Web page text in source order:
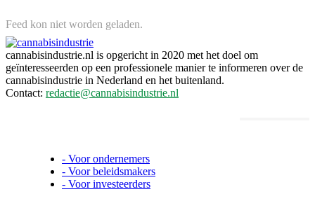
Feed kon niet worden geladen.
cannabisindustrie.nl is opgericht in 2020 met het doel om
geïnteresseerden op een professionele manier te informeren over de
cannabisindustrie in Nederland en het buitenland.
Contact: redactie@cannabisindustrie.nl
- Voor ondernemers
- Voor beleidsmakers
- Voor investeerders